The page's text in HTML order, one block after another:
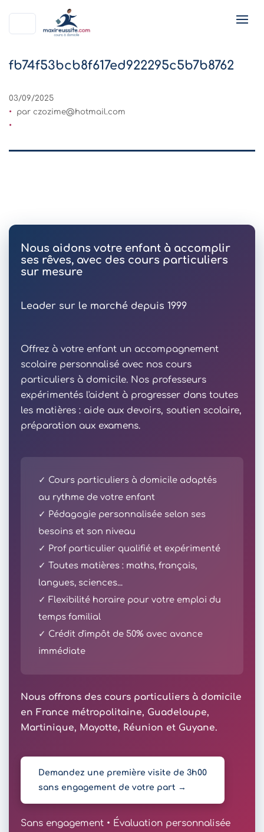
fb74f53bcb8f617ed922295c5b7b8762
03/09/2025
par czozime@hotmail.com
Nous aidons votre enfant à accomplir
ses rêves, avec des cours particuliers
sur mesure
Leader sur le marché depuis 1999
Offrez à votre enfant un accompagnement
scolaire personnalisé avec nos cours
particuliers à domicile. Nos professeurs
expérimentés l'aident à progresser dans toutes
les matières : aide aux devoirs, soutien scolaire,
préparation aux examens.
✓ Cours particuliers à domicile adaptés
au rythme de votre enfant
✓ Pédagogie personnalisée selon ses
besoins et son niveau
✓ Prof particulier qualifié et expérimenté
✓ Toutes matières : maths, français,
langues, sciences...
✓ Flexibilité horaire pour votre emploi du
temps familial
✓ Crédit d'impôt de 50% avec avance
immédiate
Nous offrons des cours particuliers à domicile
en France métropolitaine, Guadeloupe,
Martinique, Mayotte, Réunion et Guyane.
Demandez une première visite de 3h00
sans engagement de votre part →
Sans engagement • Évaluation personnalisée